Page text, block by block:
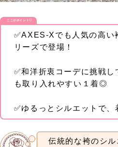
ここがポイント♡
✅AXES‐Xでも人気の高い
リーズで登場！
✅和洋折衷コーデに挑戦
も取り入れやすい１着◎
✅ゆるっとシルエットで
伝統的な袴のシ